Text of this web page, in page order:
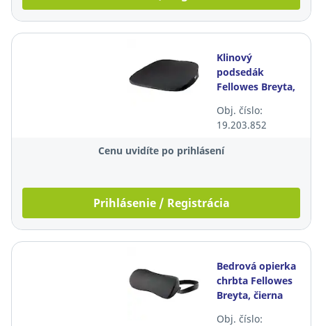
Klinový
podsedák
Fellowes Breyta,
Obj. číslo:
19.203.852
Cenu uvidíte po prihlásení
Prihlásenie / Registrácia
Bedrová opierka
chrbta Fellowes
Breyta, čierna
Obj. číslo: